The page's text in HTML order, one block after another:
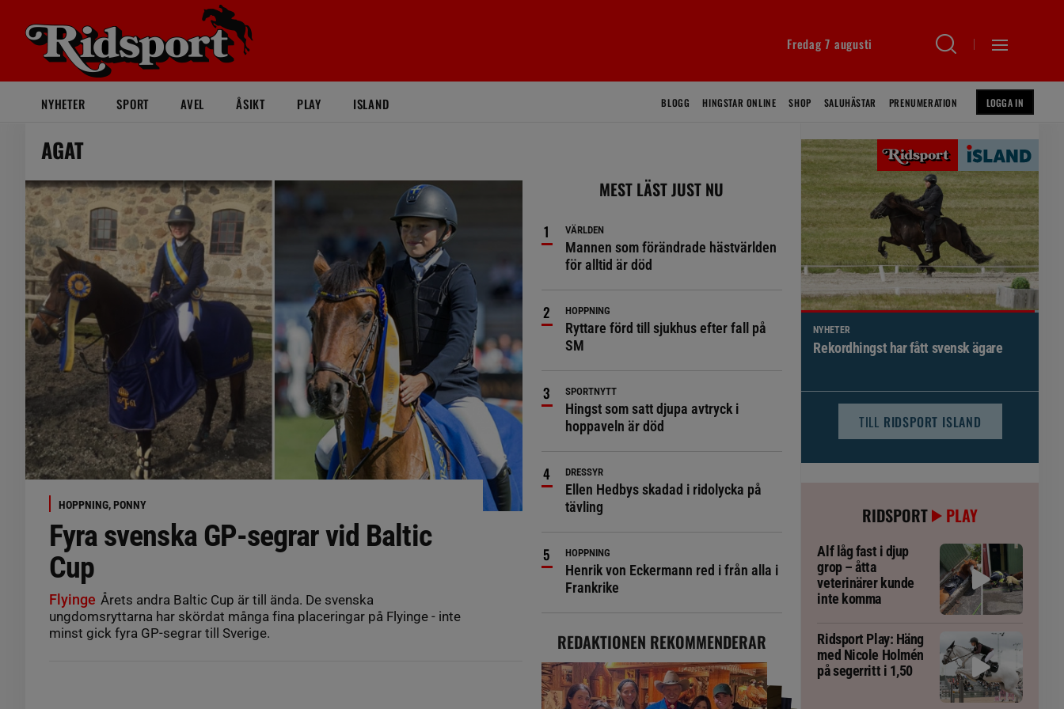
Fredag 7 augusti
NYHETER SPORT AVEL ÅSIKT PLAY ISLAND BLOGG HINGSTAR ONLINE SHOP SALUHÄSTAR PRENUMERATION LOGGA IN
AGAT
HOPPNING, PONNY
Fyra svenska GP-segrar vid Baltic
Cup
Flyinge Årets andra Baltic Cup är till ända. De svenska
ungdomsryttarna har skördat många fina placeringar på Flyinge - inte
minst gick fyra GP-segrar till Sverige.
MEST LÄST JUST NU
VÄRLDEN
Mannen som förändrade hästvärlden
för alltid är död
HOPPNING
Ryttare förd till sjukhus efter fall på
SM
SPORTNYTT
Hingst som satt djupa avtryck i
hoppaveln är död
DRESSYR
Ellen Hedbys skadad i ridolycka på
tävling
HOPPNING
Henrik von Eckermann red i från alla i
Frankrike
REDAKTIONEN REKOMMENDERAR
NYHETER
Brett politiskt stöd för förändringar i
TILL RIDSPORT ISLAND
RIDSPORT PLAY
Alf låg fast i djup
grop – åtta
veterinärer kunde
inte komma
Ridsport Play: Häng
med Nicole Holmén
på segerritt i 1,50